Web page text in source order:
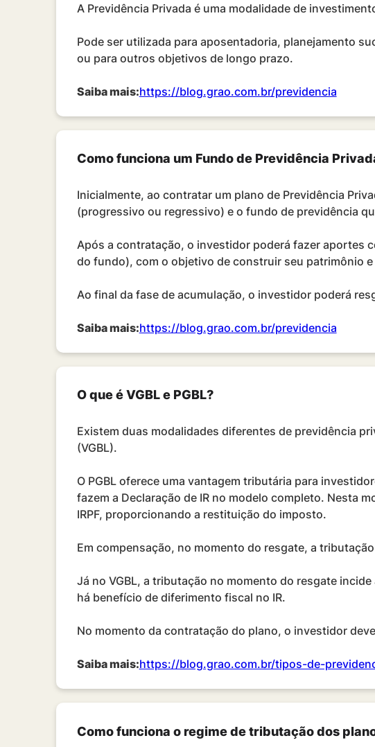
A Previdência Privada é uma modalidade de
Pode ser utilizada para aposentadoria, planejamento
ou para outros objetivos de longo prazo.
Saiba mais:https://blog.grao.com.br/previdencia
Como funciona um Fundo de Previdência
Inicialmente, ao contratar um plano de Previdência
(progressivo ou regressivo) e o fundo de previdência
Após a contratação, o investidor poderá fazer aportes
do fundo), com o objetivo de construir seu patrimônio
Ao final da fase de acumulação, o investidor poderá
Saiba mais:https://blog.grao.com.br/previdencia
O que é VGBL e PGBL?
Existem duas modalidades diferentes de previdência
(VGBL).
O PGBL oferece uma vantagem tributária para
fazem a Declaração de IR no modelo completo. Nesta
IRPF, proporcionando a restituição do imposto.
Em compensação, no momento do resgate, a
Já no VGBL, a tributação no momento do resgate
há benefício de diferimento fiscal no IR.
No momento da contratação do plano, o investidor
Saiba mais:https://blog.grao.com.br/tipos-de-
Como funciona o regime de tributação dos